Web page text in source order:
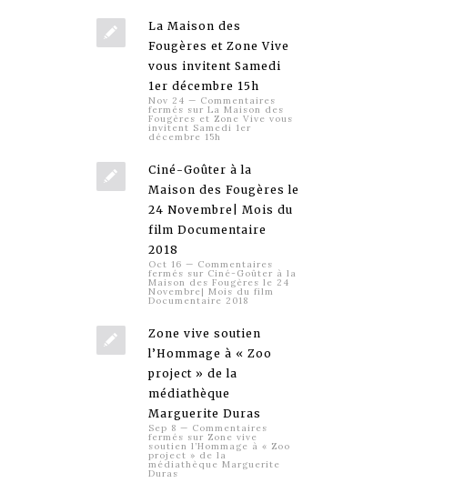
La Maison des
Fougères et Zone Vive
vous invitent Samedi
1er décembre 15h
Nov 24 — Commentaires
fermés sur La Maison des
Fougères et Zone Vive vous
invitent Samedi 1er
décembre 15h
Ciné-Goûter à la
Maison des Fougères le
24 Novembre| Mois du
film Documentaire
2018
Oct 16 — Commentaires
fermés sur Ciné-Goûter à la
Maison des Fougères le 24
Novembre| Mois du film
Documentaire 2018
Zone vive soutien
l’Hommage à « Zoo
project » de la
médiathèque
Marguerite Duras
Sep 8 — Commentaires
fermés sur Zone vive
soutien l’Hommage à « Zoo
project » de la
médiathèque Marguerite
Duras